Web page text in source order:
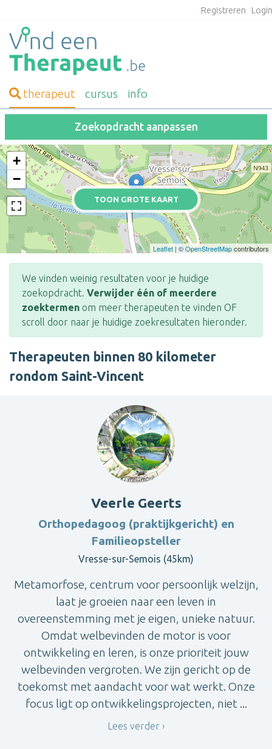
Registreren
therapeut cursus info
Zoekopdracht aanpassen
TOON GROTE KAART
+
−
Leaflet | ©OpenStreetMapcontributors
We vinden weinig resultaten voor je huidige
zoekopdracht. Verwijder één of meerdere
zoektermen om meer therapeuten te vinden OF
scroll door naar je huidige zoekresultaten hieronder.
Therapeuten binnen 80 kilometer
rondom Saint-Vincent
Veerle Geerts
Orthopedagoog (praktijkgericht) en
Familieopsteller
Vresse-sur-Semois (45km)
Metamorfose, centrum voor persoonlijk welzijn,
laat je groeien naar een leven in
overeenstemming met je eigen, unieke natuur.
Omdat welbevinden de motor is voor
ontwikkeling en leren, is onze prioriteit jouw
welbevinden vergroten. We zijn gericht op de
toekomst met aandacht voor wat werkt. Onze
focus ligt op ontwikkelingsprojecten, niet ...
Lees verder